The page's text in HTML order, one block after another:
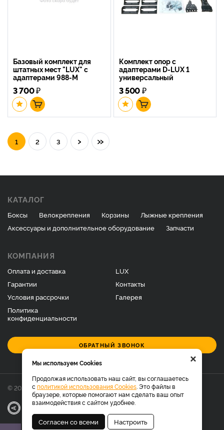
Базовый комплект для
штатных мест "LUX" с
адаптерами 988-M
3 700₽
Комплект опор с
адаптерами D-LUX 1
универсальный
3 500₽
1 2 3 › »
КАТАЛОГ
Боксы Велокрепления Корзины
Лыжные крепления
Аксессуары и дополнительное оборудование
Запчасти
КОМПАНИЯ
Оплата и доставка
Гарантии
Условия рассрочки
Политика
конфиденциальности
LUX
Контакты
Галерея
ОБРАТНЫЙ ЗВОНОК
© 2026 Фирменный магазин багажников LUX.
Разработка|
×
Мы используем Cookies
Продолжая использовать наш сайт, вы соглашаетесь
с политикой использования Cookies . Это файлы в
браузере, которые помогают нам сделать ваш опыт
взаимодействия с сайтом удобнее.
Согласен со всеми Настроить